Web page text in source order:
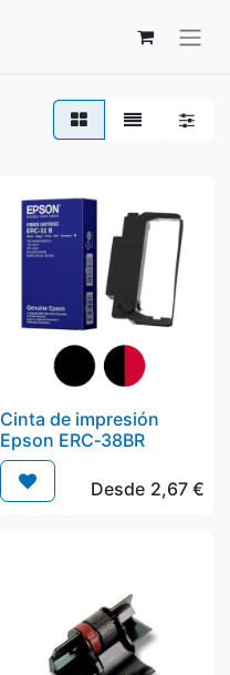
Cinta de impresión
Epson ERC‑38BR
Desde 2,67 €